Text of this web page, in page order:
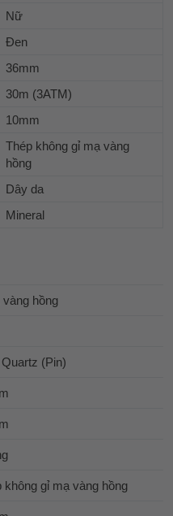
Nữ
Đen
36mm
30m (3ATM)
10mm
Thép không gỉ mạ vàng
hồng
Dây da
Mineral
hồng
(Pin)
không gỉ mạ vàng hồng